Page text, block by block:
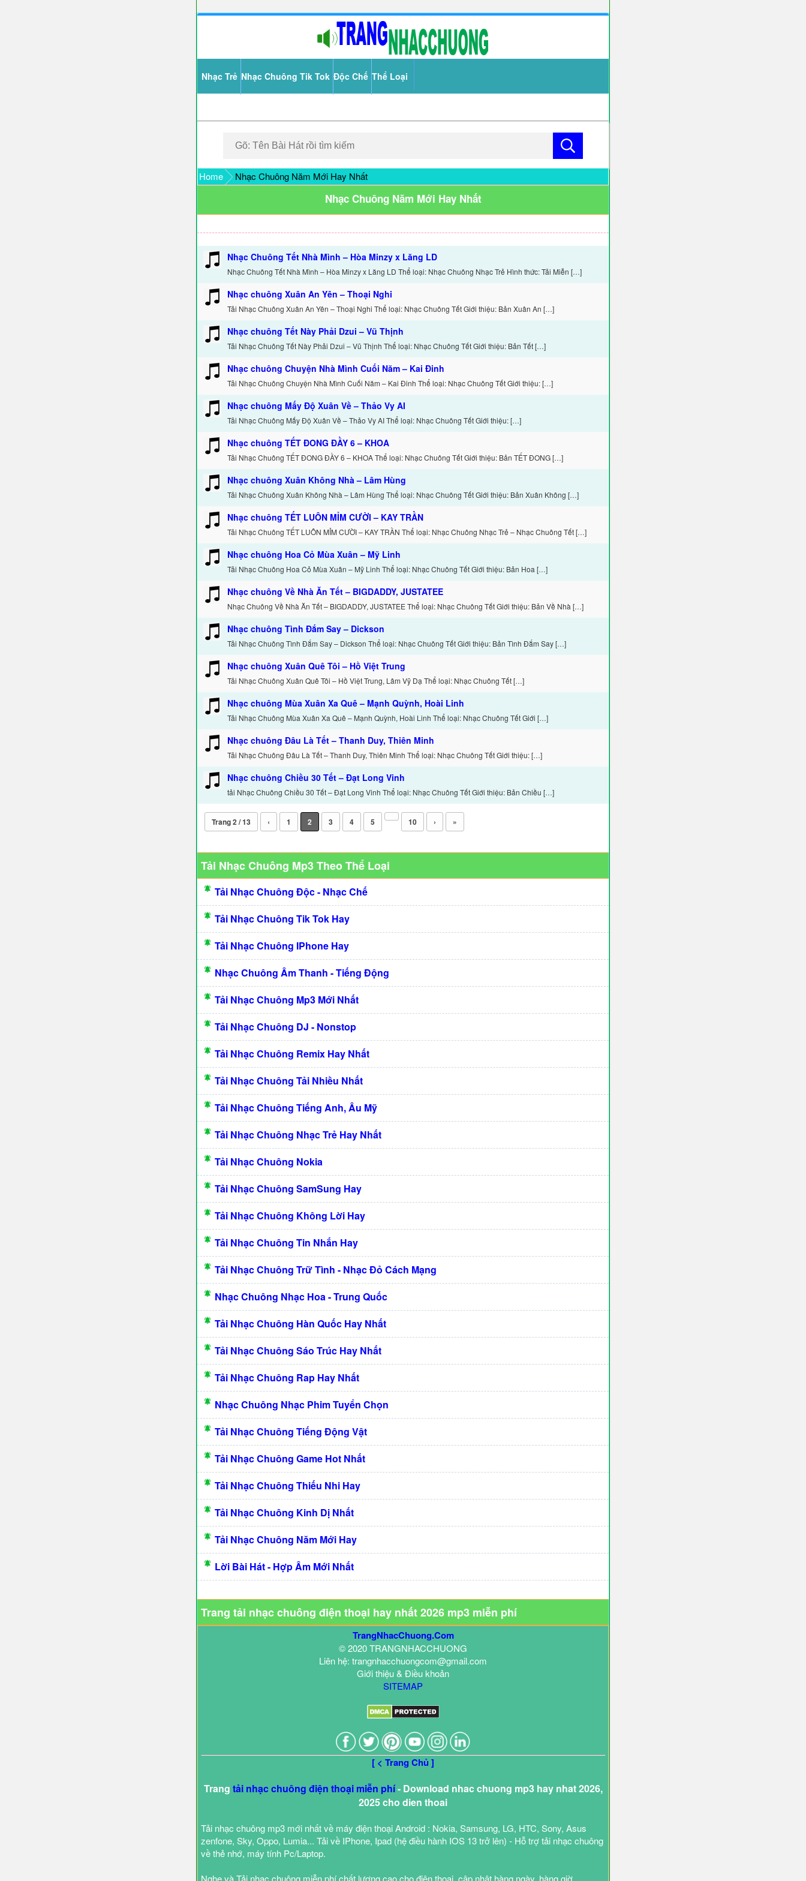
Nhạc Trẻ Nhạc Chuông Tik Tok Độc Chế Thể Loại
Home Nhạc Chuông Năm Mới Hay Nhất
Nhạc Chuông Năm Mới Hay Nhất
Nhạc Chuông Tết Nhà Mình – Hòa Minzy x Lăng LD
Nhạc Chuông Tết Nhà Mình – Hòa Minzy x Lăng LD Thể loại: Nhạc Chuông Nhạc Trẻ Hình thức: Tải Miễn […]
Nhạc chuông Xuân An Yên – Thoại Nghi
Tải Nhạc Chuông Xuân An Yên – Thoại Nghi Thể loại: Nhạc Chuông Tết Giới thiệu: Bản Xuân An […]
Nhạc chuông Tết Này Phải Dzui – Vũ Thịnh
Tải Nhạc Chuông Tết Này Phải Dzui – Vũ Thịnh Thể loại: Nhạc Chuông Tết Giới thiệu: Bản Tết […]
Nhạc chuông Chuyện Nhà Mình Cuối Năm – Kai Đinh
Tải Nhạc Chuông Chuyện Nhà Mình Cuối Năm – Kai Đinh Thể loại: Nhạc Chuông Tết Giới thiệu: […]
Nhạc chuông Mấy Độ Xuân Về – Thảo Vy AI
Tải Nhạc Chuông Mấy Độ Xuân Về – Thảo Vy AI Thể loại: Nhạc Chuông Tết Giới thiệu: […]
Nhạc chuông TẾT ĐONG ĐẦY 6 – KHOA
Tải Nhạc Chuông TẾT ĐONG ĐẦY 6 – KHOA Thể loại: Nhạc Chuông Tết Giới thiệu: Bản TẾT ĐONG […]
Nhạc chuông Xuân Không Nhà – Lâm Hùng
Tải Nhạc Chuông Xuân Không Nhà – Lâm Hùng Thể loại: Nhạc Chuông Tết Giới thiệu: Bản Xuân Không […]
Nhạc chuông TẾT LUÔN MỈM CƯỜI – KAY TRẦN
Tải Nhạc Chuông TẾT LUÔN MỈM CƯỜI – KAY TRẦN Thể loại: Nhạc Chuông Nhạc Trẻ – Nhạc Chuông Tết […]
Nhạc chuông Hoa Cỏ Mùa Xuân – Mỹ Linh
Tải Nhạc Chuông Hoa Cỏ Mùa Xuân – Mỹ Linh Thể loại: Nhạc Chuông Tết Giới thiệu: Bản Hoa […]
Nhạc chuông Về Nhà Ăn Tết – BIGDADDY, JUSTATEE
Nhạc Chuông Về Nhà Ăn Tết – BIGDADDY, JUSTATEE Thể loại: Nhạc Chuông Tết Giới thiệu: Bản Về Nhà […]
Nhạc chuông Tình Đắm Say – Dickson
Tải Nhạc Chuông Tình Đắm Say – Dickson Thể loại: Nhạc Chuông Tết Giới thiệu: Bản Tình Đắm Say […]
Nhạc chuông Xuân Quê Tôi – Hồ Việt Trung
Tải Nhạc Chuông Xuân Quê Tôi – Hồ Việt Trung, Lâm Vỹ Dạ Thể loại: Nhạc Chuông Tết […]
Nhạc chuông Mùa Xuân Xa Quê – Mạnh Quỳnh, Hoài Linh
Tải Nhạc Chuông Mùa Xuân Xa Quê – Mạnh Quỳnh, Hoài Linh Thể loại: Nhạc Chuông Tết Giới […]
Nhạc chuông Đâu Là Tết – Thanh Duy, Thiên Minh
Tải Nhạc Chuông Đâu Là Tết – Thanh Duy, Thiên Minh Thể loại: Nhạc Chuông Tết Giới thiệu: […]
Nhạc chuông Chiều 30 Tết – Đạt Long Vinh
tải Nhạc Chuông Chiều 30 Tết – Đạt Long Vinh Thể loại: Nhạc Chuông Tết Giới thiệu: Bản Chiều […]
Trang 2 / 13 ‹ 1 2 3 4 5 10 › »
Tải Nhạc Chuông Mp3 Theo Thể Loại
Tải Nhạc Chuông Độc - Nhạc Chế
Tải Nhạc Chuông Tik Tok Hay
Tải Nhạc Chuông IPhone Hay
Nhạc Chuông Âm Thanh - Tiếng Động
Tải Nhạc Chuông Mp3 Mới Nhất
Tải Nhạc Chuông DJ - Nonstop
Tải Nhạc Chuông Remix Hay Nhất
Tải Nhạc Chuông Tải Nhiều Nhất
Tải Nhạc Chuông Tiếng Anh, Âu Mỹ
Tải Nhạc Chuông Nhạc Trẻ Hay Nhất
Tải Nhạc Chuông Nokia
Tải Nhạc Chuông SamSung Hay
Tải Nhạc Chuông Không Lời Hay
Tải Nhạc Chuông Tin Nhắn Hay
Tải Nhạc Chuông Trữ Tình - Nhạc Đỏ Cách Mạng
Nhạc Chuông Nhạc Hoa - Trung Quốc
Tải Nhạc Chuông Hàn Quốc Hay Nhất
Tải Nhạc Chuông Sáo Trúc Hay Nhất
Tải Nhạc Chuông Rap Hay Nhất
Nhạc Chuông Nhạc Phim Tuyển Chọn
Tải Nhạc Chuông Tiếng Động Vật
Tải Nhạc Chuông Game Hot Nhất
Tải Nhạc Chuông Thiếu Nhi Hay
Tải Nhạc Chuông Kinh Dị Nhất
Tải Nhạc Chuông Năm Mới Hay
Lời Bài Hát - Hợp Âm Mới Nhất
Trang tải nhạc chuông điện thoại hay nhất 2026 mp3 miễn phí
TrangNhacChuong.Com
© 2020 TRANGNHACCHUONG
Liên hệ: trangnhacchuongcom@gmail.com
Giới thiệu & Điều khoản
SITEMAP
[ < Trang Chủ ]
Trang tải nhạc chuông điện thoại miễn phí- Download nhac chuong mp3 hay nhat 2026,
2025 cho dien thoai
Tải nhạc chuông mp3 mới nhất về máy điện thoại Android : Nokia, Samsung, LG, HTC, Sony, Asus
zenfone, Sky, Oppo, Lumia... Tải về IPhone, Ipad (hệ điều hành IOS 13 trở lên) - Hỗ trợ tải nhạc chuông
về thẻ nhớ, máy tính Pc/Laptop.
Nghe và Tải nhạc chuông miễn phí chất lượng cao cho điện thoại, cập nhật hàng ngày, hàng giờ.